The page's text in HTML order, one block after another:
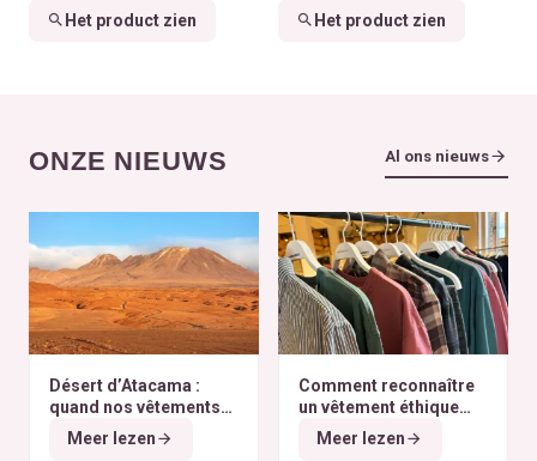
Het product zien Het product zien
ONZE NIEUWS Al ons nieuws
Désert d’Atacama :
quand nos vêtements
finissent à l’autre bout
du monde
Meer lezen
Comment reconnaître
un vêtement éthique
selon nos critères ?
Meer lezen